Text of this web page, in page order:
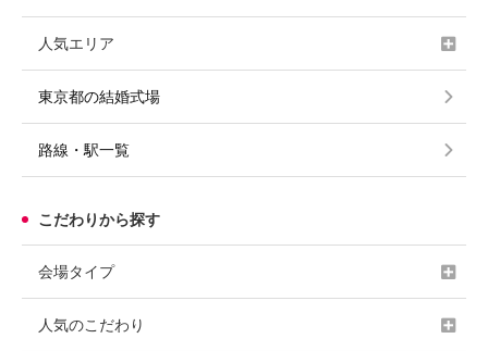
人気エリア
東京都の結婚式場
路線・駅一覧
こだわりから探す
会場タイプ
人気のこだわり